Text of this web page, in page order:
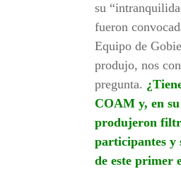
su
fueron
Equipo de
produjo, nos
pregunta.
COAM y, en
produjeron
participantes y
de este primer